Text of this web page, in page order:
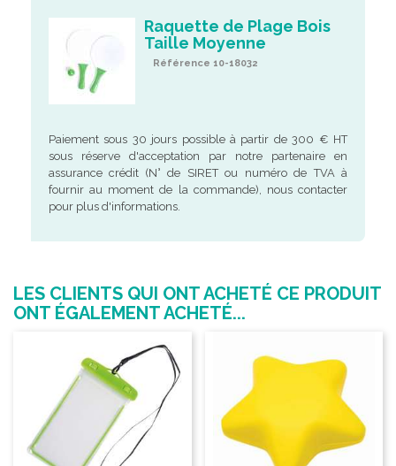
Raquette de Plage Bois
Taille Moyenne
Référence 10-18032
Paiement sous 30 jours possible à partir de 300 € HT
sous réserve d'acceptation par notre partenaire en
assurance crédit (N° de SIRET ou numéro de TVA à
fournir au moment de la commande), nous contacter
pour plus d'informations.
LES CLIENTS QUI ONT ACHETÉ CE PRODUIT
ONT ÉGALEMENT ACHETÉ...